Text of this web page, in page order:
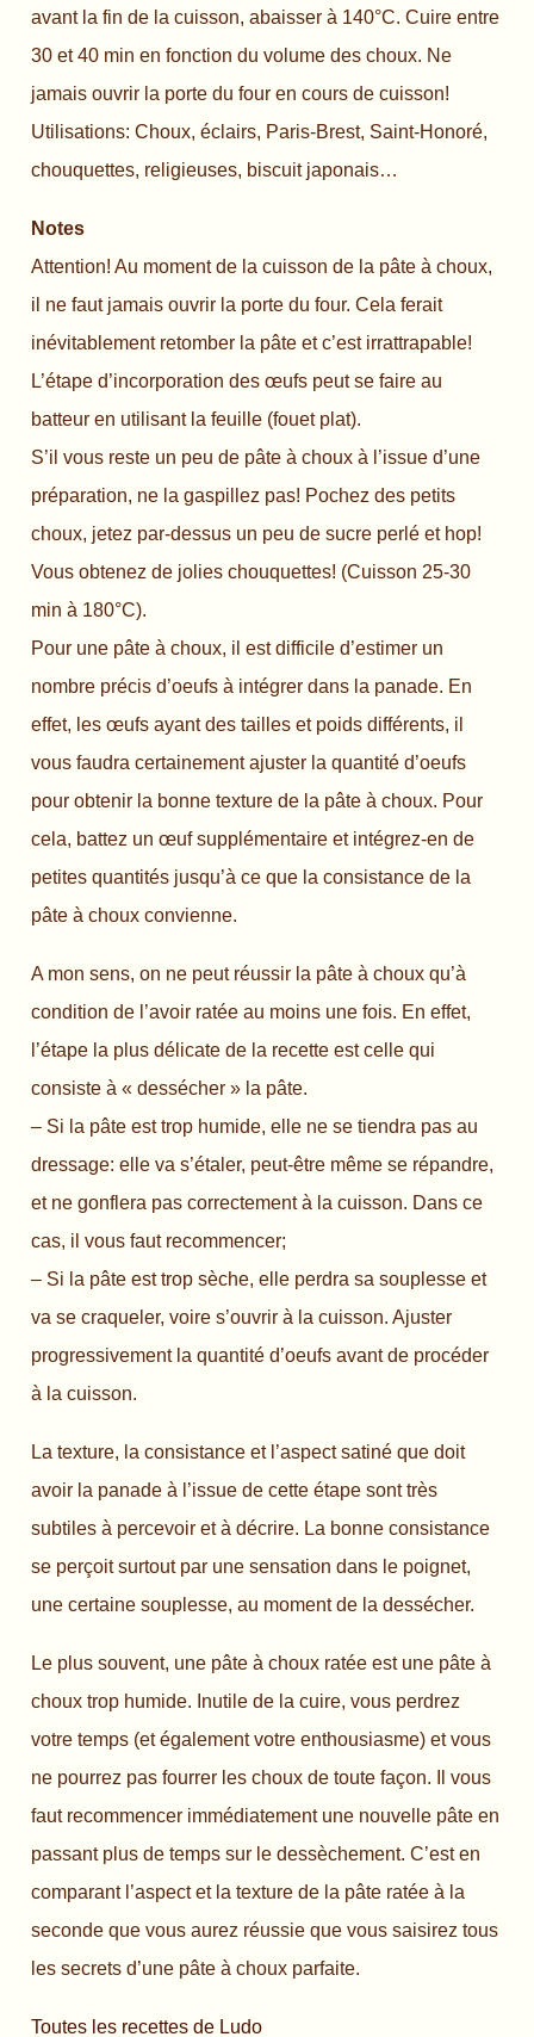
avant la fin de la cuisson, abaisser à 140°C. Cuire entre
30 et 40 min en fonction du volume des choux. Ne
jamais ouvrir la porte du four en cours de cuisson!
Utilisations: Choux, éclairs, Paris-Brest, Saint-Honoré,
chouquettes, religieuses, biscuit japonais…
Notes
Attention! Au moment de la cuisson de la pâte à choux,
il ne faut jamais ouvrir la porte du four. Cela ferait
inévitablement retomber la pâte et c’est irrattrapable!
L’étape d’incorporation des œufs peut se faire au
batteur en utilisant la feuille (fouet plat).
S’il vous reste un peu de pâte à choux à l’issue d’une
préparation, ne la gaspillez pas! Pochez des petits
choux, jetez par-dessus un peu de sucre perlé et hop!
Vous obtenez de jolies chouquettes! (Cuisson 25-30
min à 180°C).
Pour une pâte à choux, il est difficile d’estimer un
nombre précis d’oeufs à intégrer dans la panade. En
effet, les œufs ayant des tailles et poids différents, il
vous faudra certainement ajuster la quantité d’oeufs
pour obtenir la bonne texture de la pâte à choux. Pour
cela, battez un œuf supplémentaire et intégrez-en de
petites quantités jusqu’à ce que la consistance de la
pâte à choux convienne.
A mon sens, on ne peut réussir la pâte à choux qu’à
condition de l’avoir ratée au moins une fois. En effet,
l’étape la plus délicate de la recette est celle qui
consiste à « dessécher » la pâte.
– Si la pâte est trop humide, elle ne se tiendra pas au
dressage: elle va s’étaler, peut-être même se répandre,
et ne gonflera pas correctement à la cuisson. Dans ce
cas, il vous faut recommencer;
– Si la pâte est trop sèche, elle perdra sa souplesse et
va se craqueler, voire s’ouvrir à la cuisson. Ajuster
progressivement la quantité d’oeufs avant de procéder
à la cuisson.
La texture, la consistance et l’aspect satiné que doit
avoir la panade à l’issue de cette étape sont très
subtiles à percevoir et à décrire. La bonne consistance
se perçoit surtout par une sensation dans le poignet,
une certaine souplesse, au moment de la dessécher.
Le plus souvent, une pâte à choux ratée est une pâte à
choux trop humide. Inutile de la cuire, vous perdrez
votre temps (et également votre enthousiasme) et vous
ne pourrez pas fourrer les choux de toute façon. Il vous
faut recommencer immédiatement une nouvelle pâte en
passant plus de temps sur le dessèchement. C’est en
comparant l’aspect et la texture de la pâte ratée à la
seconde que vous aurez réussie que vous saisirez tous
les secrets d’une pâte à choux parfaite.
Toutes les recettes de Ludo